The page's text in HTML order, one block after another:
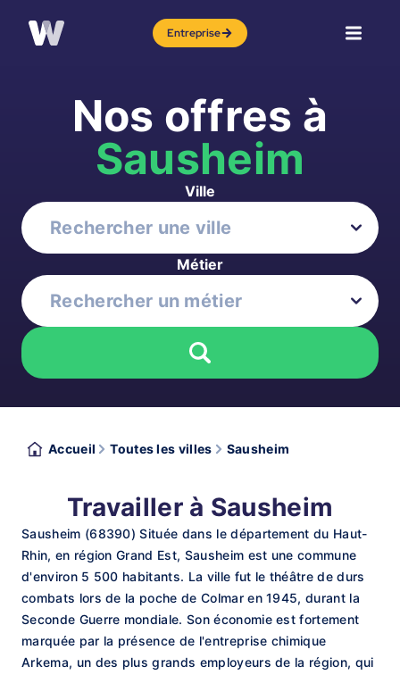
Entreprise
Nos offres à
Sausheim
Ville
Métier
Accueil Toutes les villes Sausheim
Travailler à Sausheim
Sausheim (68390) Située dans le département du Haut-
Rhin, en région Grand Est, Sausheim est une commune
d'environ 5 500 habitants. La ville fut le théâtre de durs
combats lors de la poche de Colmar en 1945, durant la
Seconde Guerre mondiale. Son économie est fortement
marquée par la présence de l'entreprise chimique
Arkema, un des plus grands employeurs de la région, qui